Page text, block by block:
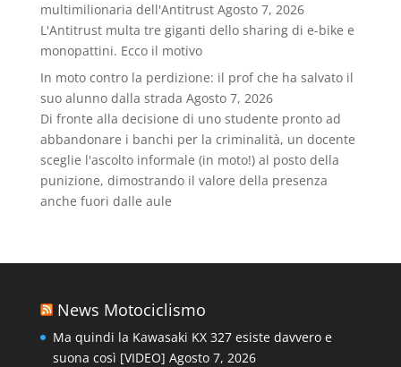
multimilionaria dell'Antitrust Agosto 7, 2026
L'Antitrust multa tre giganti dello sharing di e-bike e
monopattini. Ecco il motivo
In moto contro la perdizione: il prof che ha salvato il
suo alunno dalla strada Agosto 7, 2026
Di fronte alla decisione di uno studente pronto ad
abbandonare i banchi per la criminalità, un docente
sceglie l'ascolto informale (in moto!) al posto della
punizione, dimostrando il valore della presenza
anche fuori dalle aule
News Motociclismo
Ma quindi la Kawasaki KX 327 esiste davvero e
suona così [VIDEO] Agosto 7, 2026